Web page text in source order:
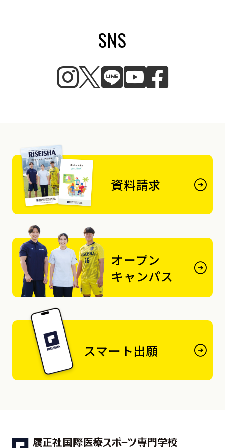
SNS
資料請求
オープン
キャンパス
スマート出願